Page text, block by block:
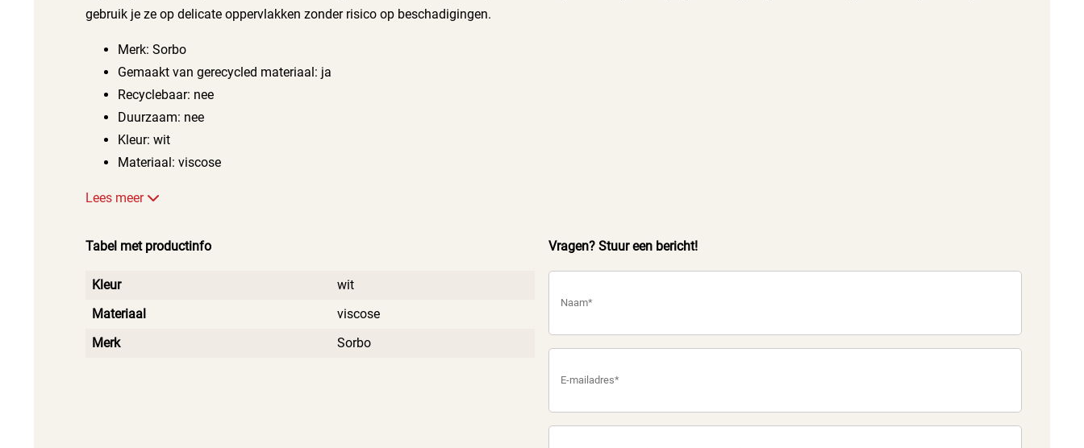
gebruik je ze op delicate oppervlakken zonder risico op beschadigingen.
Merk: Sorbo
Gemaakt van gerecycled materiaal: ja
Recyclebaar: nee
Duurzaam: nee
Kleur: wit
Materiaal: viscose
Lees meer
Tabel met productinfo
Kleur
wit
Materiaal
viscose
Merk
Sorbo
Vragen? Stuur een bericht!